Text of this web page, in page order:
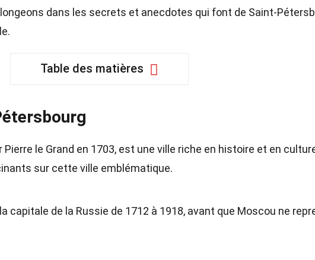
dans les secrets et anecdotes qui font de Saint-
Table des matières
le Grand en 1703, est une ville riche en histoire et en
sur cette ville emblématique.
capitale de la Russie de 1712 à 1918, avant que Moscou ne